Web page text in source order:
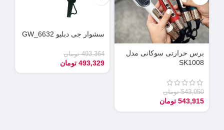
برس حرارتی سوکانی مدل
SK1008
543,950 تومان
543,915 تومان
سشوار جی دبلیو GW_6632
493,364 تومان
493,329 تومان